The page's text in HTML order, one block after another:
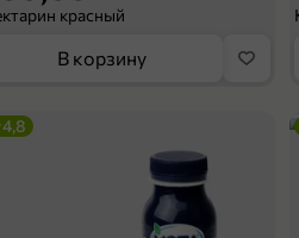
красный
В корзину
4,8